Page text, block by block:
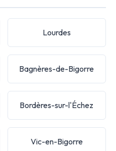
Lourdes
Bagnères-de-Bigorre
Bordères-sur-l'Échez
Vic-en-Bigorre